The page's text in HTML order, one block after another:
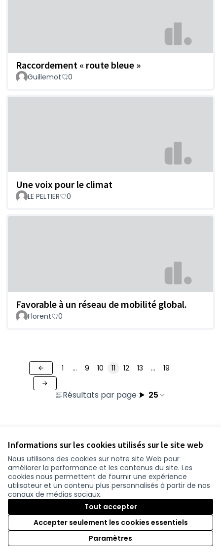
Informations sur les cookies utilisés sur le site web
Nous utilisons des cookies sur notre site Web pour
améliorer la performance et les contenus du site. Les
cookies nous permettent de fournir une expérience
utilisateur et un contenu plus personnalisés à partir de nos
canaux de médias sociaux.
Tout accepter
Accepter seulement les cookies essentiels
Paramètres
Raccordement « route bleue »
Guillemot 0
Une voix pour le climat
LE PELTIER 0
Favorable à un réseau de mobilité global.
Florent 0
Résultats par page : 25
1 … 9 10 11 12 13 … 19
Conditions d'utilisation
Paramètres des cookies
participer.loire-atlantique.fr sur Facebook
(Nouvelle fenêtre)
participer.loire-atlantique.fr sur Instagram
(Nouvelle fenêtre)
participer.loire-atlantique.fr sur YouTube
(Nouvelle fenêtre)
Site réalisé grâce aulogiciel libre Decidim
(Nouvelle fenêtre)
.
Licence
(Nouvelle